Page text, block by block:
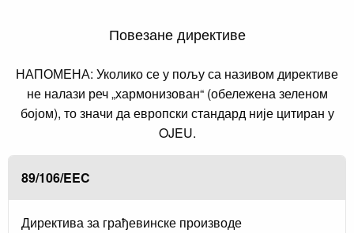
Повезане директиве
НАПОМЕНА: Уколико се у пољу са називом директиве
не налази реч „хармонизован“ (обележена зеленом
бојом), то значи да европски стандард није цитиран у
OJEU.
89/106/EEC
Директива за грађевинске производе